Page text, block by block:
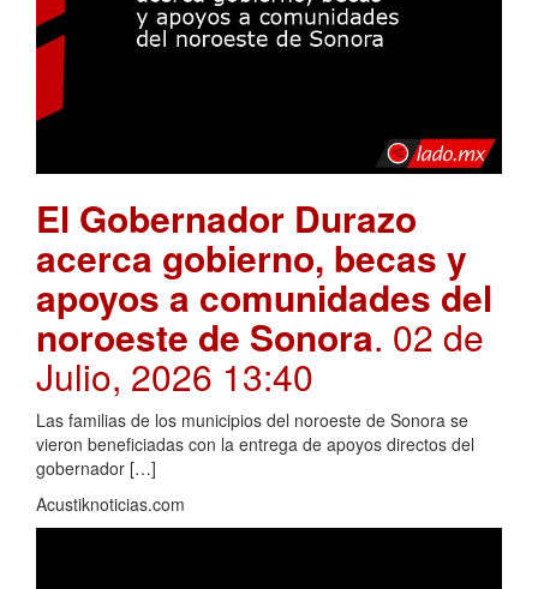
El Gobernador Durazo
acerca gobierno, becas y
apoyos a comunidades del
noroeste de Sonora. 02 de
Julio, 2026 13:40
Las familias de los municipios del noroeste de Sonora se
vieron beneficiadas con la entrega de apoyos directos del
gobernador […]
Acustiknoticias.com